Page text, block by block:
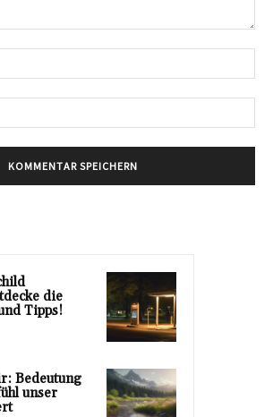
die
Tipps!
Bedeutung
unser